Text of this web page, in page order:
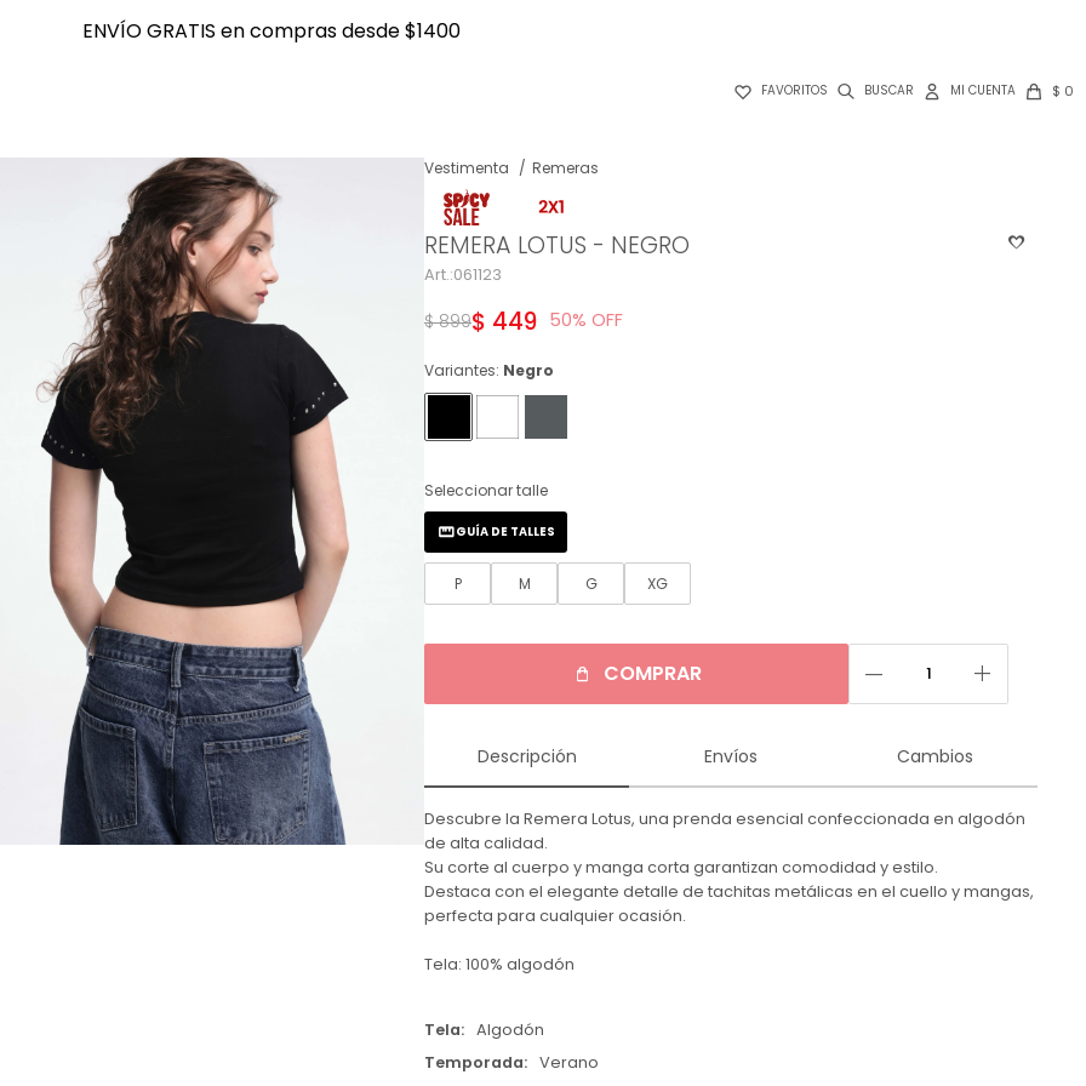
ENVÍO GRATIS en compras desde $1400
 FAVORITOS $ 0
ENVÍO GRATIS en compras desde $1400
Vestimenta Remeras
REMERA LOTUS - NEGRO
061123
$ 449
$ 899 50
Variantes: Negro
Seleccionar talle
P M G XG
GUÍA DE TALLES
COMPRAR remove add
Descripción Envíos Cambios
Descubre la Remera Lotus, una prenda esencial confeccionada en algodón
de alta calidad.
Su corte al cuerpo y manga corta garantizan comodidad y estilo.
Destaca con el elegante detalle de tachitas metálicas en el cuello y mangas,
perfecta para cualquier ocasión.
Tela: 100% algodón
Tela
Algodón
Temporada
Verano
NOTIFICARME